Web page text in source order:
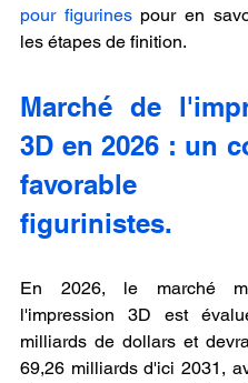
pour figurines pour en
les étapes de finition.
Marché de
3D en 2026 : un
favorable
figurinistes.
En 2026, le marché
l'impression 3D est
milliards de dollars et
69,26 milliards d'ici 2031,